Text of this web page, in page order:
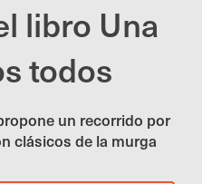
libro Una
todos
un recorrido por
clásicos de la murga